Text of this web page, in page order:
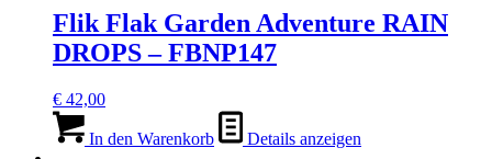
Flik Flak Garden Adventure RAIN
DROPS – FBNP147
€ 42,00
In den Warenkorb Details anzeigen